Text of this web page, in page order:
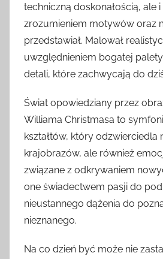
techniczną doskonałością, ale i
zrozumieniem motywów oraz
przedstawiał. Malował
uwzględnieniem bogatej
detali, które zachwycają do
Świat opowiedziany przez
Williama Christmasa to
kształtów, który odzwierciedla
krajobrazów, ale również
związane z odkrywaniem
one świadectwem pasji do
nieustannego dążenia do
nieznanego.
Na co dzień być może nie